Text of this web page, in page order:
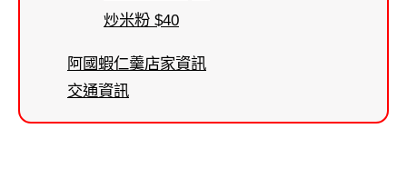
炒米粉 $40
阿國蝦仁羹店家資訊
交通資訊